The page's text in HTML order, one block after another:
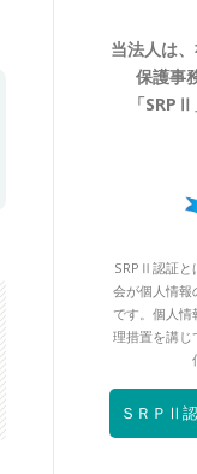
当法人は
保護事
「
SRPⅡ認証と
会が個人情報
です。個人
理措置を講じ
ＳＲＰⅡ